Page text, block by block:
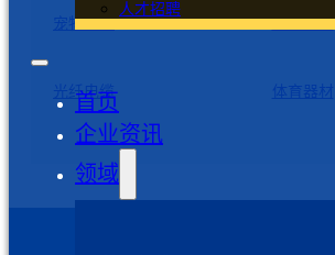
人才招聘
首页
企业资讯
领域
宠物制品 医疗器械
光纤电缆 体育器材